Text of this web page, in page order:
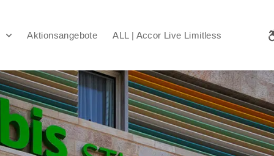
Aktionsangebote ALL | Accor Live Limitless